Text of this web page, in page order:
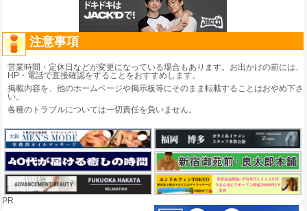
注意事項
営業時間・定休日などが変更になっている場合もあります。お出かけの前には、
HP・電話で直接確認をすることをおすすめします。
掲載内容を、他のホームページや掲示板等にそのまま転載することはおやめ下さ
い。
各種のトラブルについては一切責任を負いません。
PR